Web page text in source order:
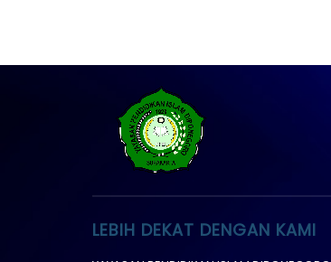
LEBIH DEKAT DENGAN KAMI